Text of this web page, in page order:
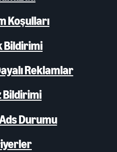
Koşulları
Bildirimi
Reklamlar
Bildirimi
Durumu